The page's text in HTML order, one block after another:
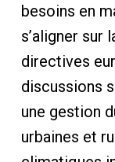
besoins en
s’aligner sur
directives
discussions
une gestion
urbaines et